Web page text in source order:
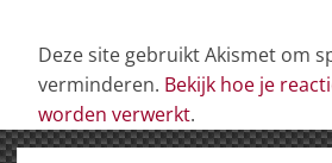
Deze site gebruikt Akismet om
verminderen. Bekijk hoe je
worden verwerkt.